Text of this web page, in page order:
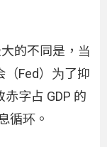
的不同是，当
Fed）为了抑
字占 GDP 的
循环。